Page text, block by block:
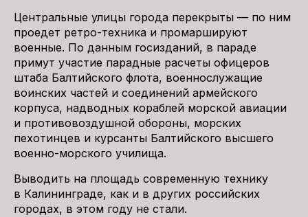
Центральные улицы города перекрыты — по ним
проедет ретро-техника и промаршируют
военные. По данным госизданий, в параде
примут участие парадные расчеты офицеров
штаба Балтийского флота, военнослужащие
воинских частей и соединений армейского
корпуса, надводных кораблей морской авиации
и противовоздушной обороны, морских
пехотинцев и курсанты Балтийского высшего
военно-морского училища.
Выводить на площадь современную технику
в Калининграде, как и в других российских
городах, в этом году не стали.